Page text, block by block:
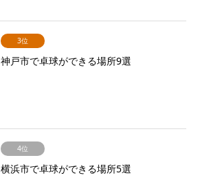
3位
神戸市で卓球ができる場所9選
4位
横浜市で卓球ができる場所5選